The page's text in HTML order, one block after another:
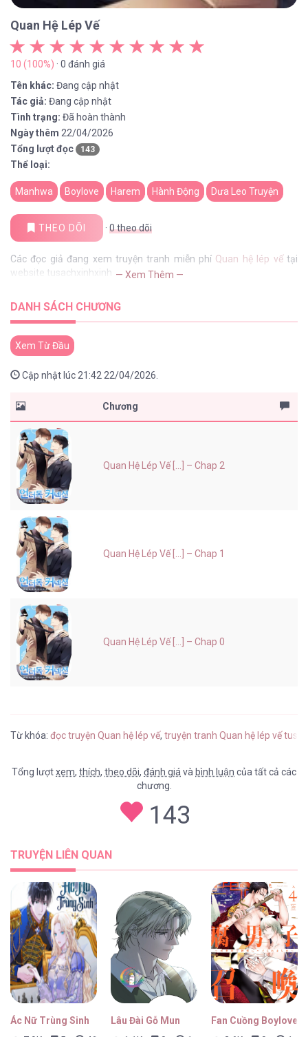
Quan Hệ Lép Vế
10 (100%) · 0 đánh giá
Tên khác: Đang cập nhật
Tác giả: Đang cập nhật
Tình trạng: Đã hoàn thành
Ngày thêm 22/04/2026
Tổng lượt đọc
143
Thể loại:
Manhwa Boylove Harem Hành Động Dưa Leo Truyện
THEO DÕI · 0theo dõi
Các đọc giả đang xem truyện tranh miễn phí Quan hệ lép vếtại
website tusachxinhxinh — Xem Thêm —
DANH SÁCH CHƯƠNG
Xem Từ Đầu
Cập nhật lúc 21:42 22/04/2026.
Chương
Quan Hệ Lép Vế [...] – Chap 2
Quan Hệ Lép Vế [...] – Chap 1
Quan Hệ Lép Vế [...] – Chap 0
Từ khóa: đọc truyện Quan hệ lép vế, truyện tranh Quan hệ lép vế
Tổng lượtxem, thích, theo dõi, đánh giá và bình luận của tất cả các
chương.
143
TRUYỆN LIÊN QUAN
Ác Nữ Trùng Sinh
Lâu Đài Gỗ Mun
Fan Cuồng Boylove